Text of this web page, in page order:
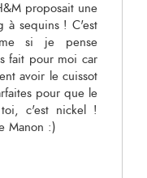
proposait une
à sequins ! C'est
si je pense
fait pour moi car
avoir le cuissot
pour que le
c'est nickel !
Manon :)